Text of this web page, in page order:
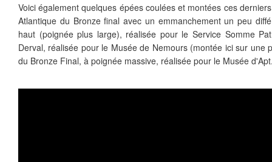
Voici également quelques épées coulées et montées ces
Atlantique du Bronze final avec un emmanchement un peu
haut (poignée plus large), réalisée pour le Service Somme
Derval, réalisée pour le Musée de Nemours (montée ici sur une
du Bronze Final, à poignée massive, réalisée pour le Musée